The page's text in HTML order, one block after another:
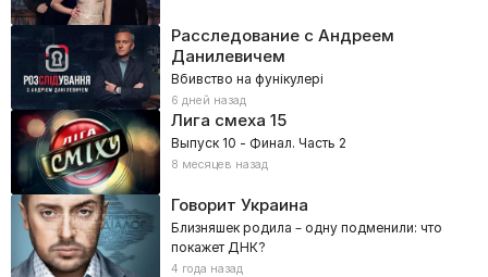
Расследование с Андреем
Данилевичем
Вбивство на фунікулері
6 дней назад
Лига смеха 15
Выпуск 10 - Финал. Часть 2
8 месяцев назад
Говорит Украина
Близняшек родила – одну подменили: что
покажет ДНК?
4 года назад